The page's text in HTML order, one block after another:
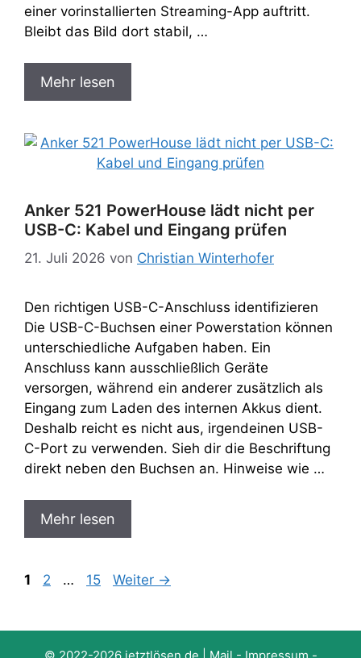
einer vorinstallierten Streaming-App auftritt.
Bleibt das Bild dort stabil, …
Mehr lesen
Anker 521 PowerHouse lädt nicht per
USB-C: Kabel und Eingang prüfen
21. Juli 2026 von Christian Winterhofer
Den richtigen USB-C-Anschluss identifizieren
Die USB-C-Buchsen einer Powerstation können
unterschiedliche Aufgaben haben. Ein
Anschluss kann ausschließlich Geräte
versorgen, während ein anderer zusätzlich als
Eingang zum Laden des internen Akkus dient.
Deshalb reicht es nicht aus, irgendeinen USB-
C-Port zu verwenden. Sieh dir die Beschriftung
direkt neben den Buchsen an. Hinweise wie …
Mehr lesen
Seite
1 Seite
2 … Seite
15 Weiter →
© 2022-2026 jetztlösen.de Mail - Impressum -